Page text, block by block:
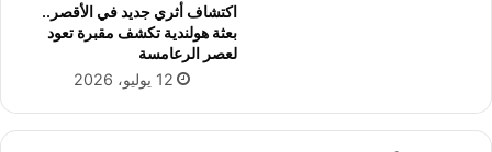
اكتشاف أثري جديد في الأقصر..
بعثة هولندية تكشف مقبرة تعود
لعصر الرعامسة
12 يوليو، 2026